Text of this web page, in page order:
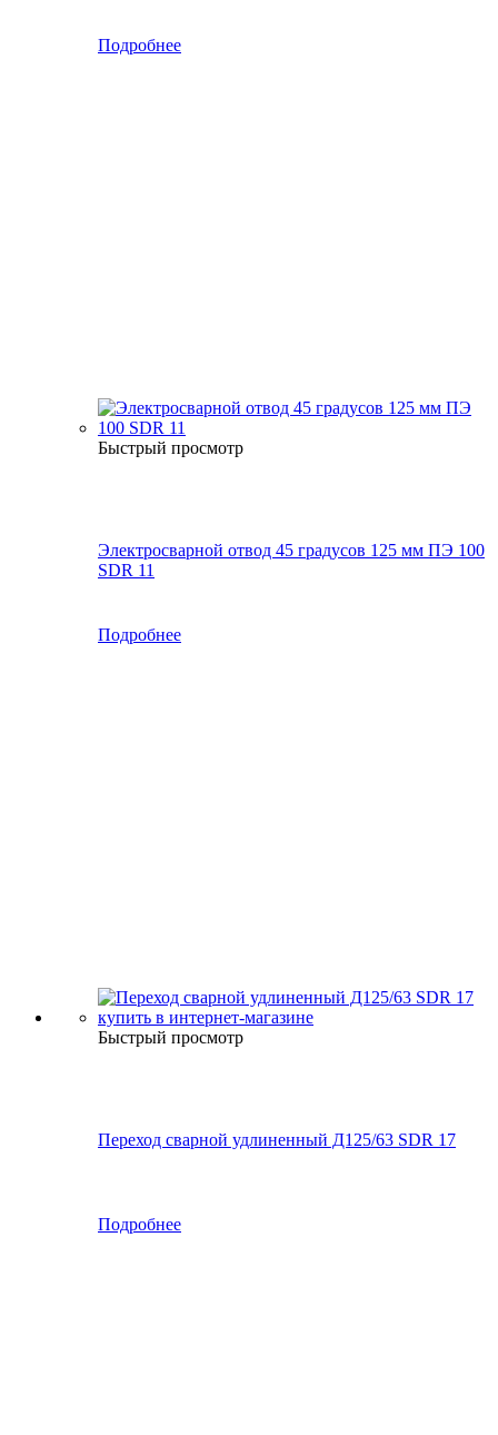
Подробнее
Быстрый просмотр
Электросварной отвод 45 градусов 125 мм ПЭ 100
SDR 11
Подробнее
Быстрый просмотр
Переход сварной удлиненный Д125/63 SDR 17
Подробнее